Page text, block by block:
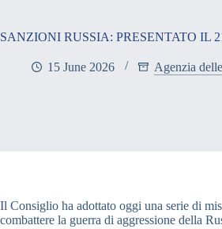
SANZIONI RUSSIA: PRESENTATO IL
15 June 2026 Agenzia
Il Consiglio ha adottato oggi una serie di
combattere la guerra di aggressione della